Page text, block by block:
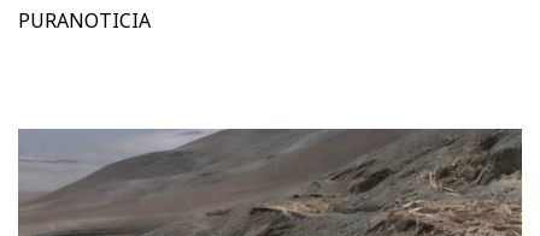
PURANOTICIA